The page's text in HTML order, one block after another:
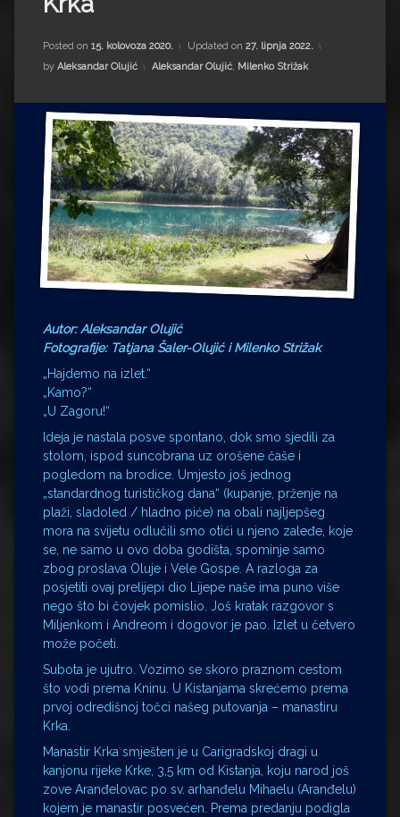
Impressum
Milenko Strižak
Drugi autori
Drugi autori
Ljiljana Lekanić-Kljaić
Željko Krznarić
Mario Lovreković
Miroslav Šantek
Posted on 15. kolovoza 2020. Updated on 27. lipnja 2022.
by Aleksandar Olujić Kategorije:
Aleksandar Olujić, Milenko Strižak
Autor: Aleksandar Olujić
Fotografije: Tatjana Šaler-Olujić i Milenko Strižak
„Hajdemo na izlet.“
„Kamo?“
„U Zagoru!“
Ideja je nastala posve spontano, dok smo sjedili za
stolom, ispod suncobrana uz orošene čaše i
pogledom na brodice. Umjesto još jednog
„standardnog turističkog dana“ (kupanje, prženje na
plaži, sladoled / hladno piće) na obali najljepšeg
mora na svijetu odlučili smo otići u njeno zaleđe, koje
se, ne samo u ovo doba godišta, spominje samo
zbog proslava Oluje i Vele Gospe. A razloga za
posjetiti ovaj prelijepi dio Lijepe naše ima puno više
nego što bi čovjek pomislio. Još kratak razgovor s
Miljenkom i Andreom i dogovor je pao. Izlet u četvero
može početi.
Subota je ujutro. Vozimo se skoro praznom cestom
što vodi prema Kninu. U Kistanjama skrećemo prema
prvoj odredišnoj točci našeg putovanja – manastiru
Krka.
Manastir Krka smješten je u Carigradskoj dragi u
kanjonu rijeke Krke, 3,5 km od Kistanja, koju narod još
zove Aranđelovac po sv. arhanđelu Mihaelu (Aranđelu)
kojem je manastir posvećen. Prema predanju podigla